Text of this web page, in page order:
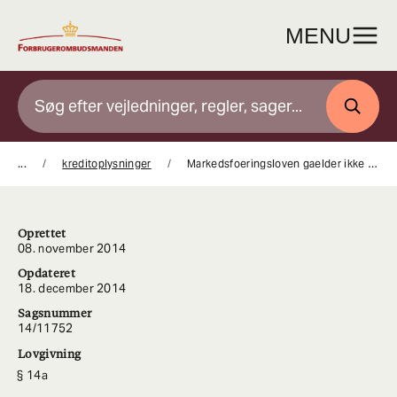
indhold
MENU
SØG
... kreditoplysninger Markedsfoeringsloven gaelder ikke for helt rente og omkostningsfrie kreditter
Oprettet
08. november 2014
Opdateret
18. december 2014
Sagsnummer
14/11752
Lovgivning
14a